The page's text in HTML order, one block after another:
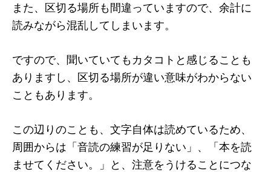
また、区切る場所も間違っていますので、余計に
読みながら混乱してしまいます。
ですので、聞いていてもカタコトと感じることも
ありますし、区切る場所が違い意味がわからない
こともあります。
この辺りのことも、文字自体は読めているため、
周囲からは「音読の練習が足りない」、「本を読
ませてください。」と、注意をうけることにつな